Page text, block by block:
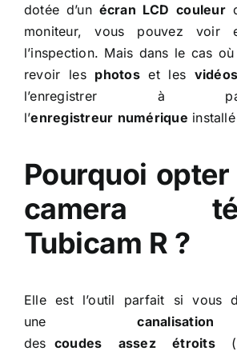
dotée d’un écran LCD couleur
moniteur, vous pouvez voir
l’inspection. Mais dans le cas
revoir les photoset les vidéos
l’enregistrer à
l’enregistreur numérique
Pourquoi
camera
Tubicam R ?
Elle est l’outil parfait si vous
unecanalisation
des coudes assez étroits(